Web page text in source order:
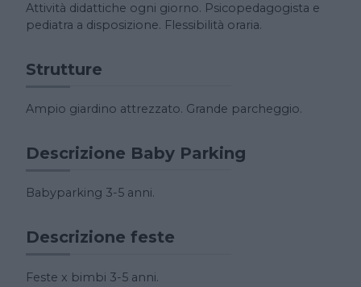
Attività didattiche ogni giorno. Psicopedagogista e
pediatra a disposizione. Flessibilità oraria.
Strutture
Ampio giardino attrezzato. Grande parcheggio.
Descrizione Baby Parking
Babyparking 3-5 anni.
Descrizione feste
Feste x bimbi 3-5 anni.